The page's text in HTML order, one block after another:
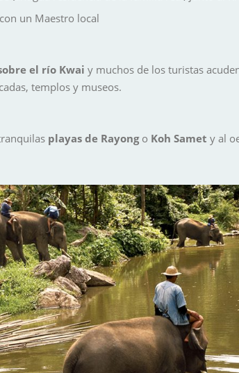
un Maestro local
el río Kwai y muchos de los turistas
templos y museos.
playas de Rayong o Koh Samet y al